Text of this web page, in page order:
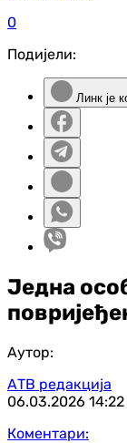
0
Подијели:
Линк је
Једна
Аутор:
АТВ редакција
06.03.2026 14:22
Коментари: